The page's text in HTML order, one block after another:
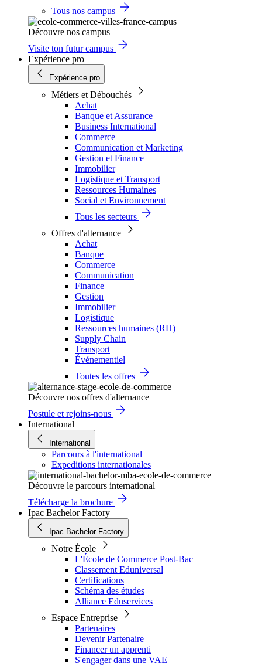
Tous nos campus
Découvre nos campus
Visite ton futur campus
Expérience pro
Expérience pro
Métiers et Débouchés
Achat
Banque et Assurance
Business International
Commerce
Communication et Marketing
Gestion et Finance
Immobilier
Logistique et Transport
Ressources Humaines
Social et Environnement
Tous les secteurs
Offres d'alternance
Achat
Banque
Commerce
Communication
Finance
Gestion
Immobilier
Logistique
Ressources humaines (RH)
Supply Chain
Transport
Événementiel
Toutes les offres
Découvre nos offres d'alternance
Postule et rejoins-nous
International
International
Parcours à l'international
Expeditions internationales
Découvre le parcours international
Télécharge la brochure
Ipac Bachelor Factory
Ipac Bachelor Factory
Notre École
L'École de Commerce Post-Bac
Classement Eduniversal
Certifications
Schéma des études
Alliance Eduservices
Espace Entreprise
Partenaires
Devenir Partenaire
Financer un apprenti
S'engager dans une VAE